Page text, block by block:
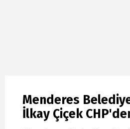
Menderes
İlkay Çiçek